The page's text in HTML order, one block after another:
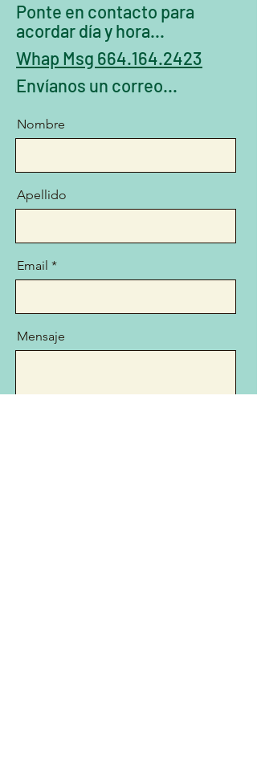
Ponte en contacto para
acordar día y hora...
Whap Msg 664.164.2423
Envíanos un correo...
Nombre
Apellido
Email
Mensaje